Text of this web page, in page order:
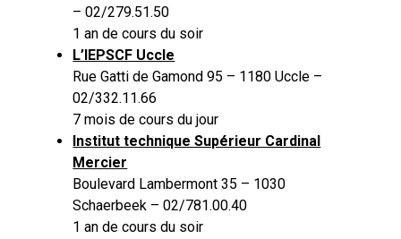
– 02/279.51.50
1 an de cours du soir
L’IEPSCF Uccle
Rue Gatti de Gamond 95 – 1180 Uccle –
02/332.11.66
7 mois de cours du jour
Institut technique Supérieur Cardinal
Mercier
Boulevard Lambermont 35 – 1030
Schaerbeek – 02/781.00.40
1 an de cours du soir